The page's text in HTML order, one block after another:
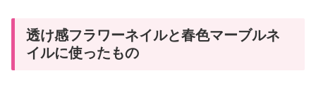
透け感フラワーネイルと春色マーブルネ
イルに使ったもの